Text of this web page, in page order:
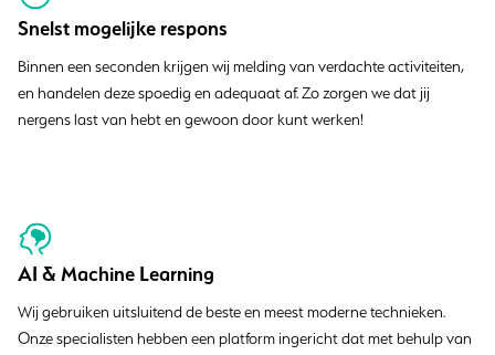
Snelst mogelijke respons
Binnen een seconden krijgen wij melding van verdachte activiteiten,
en handelen deze spoedig en adequaat af. Zo zorgen we dat jij
nergens last van hebt en gewoon door kunt werken!
AI & Machine Learning
Wij gebruiken uitsluitend de beste en meest moderne technieken.
Onze specialisten hebben een platform ingericht dat met behulp van